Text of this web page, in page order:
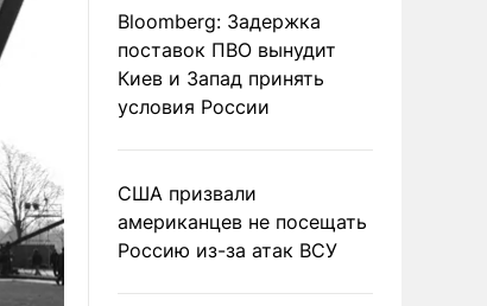
Bloomberg: Задержка
поставок ПВО вынудит
Киев и Запад принять
условия России
США призвали
американцев не посещать
Россию из-за атак ВСУ